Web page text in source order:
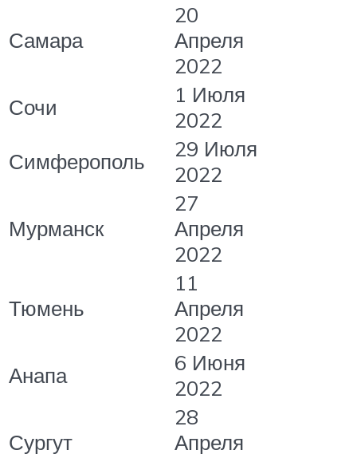
Самара
20
Апреля
2022
Сочи
1 Июля
2022
Симферополь
29 Июля
2022
Мурманск
27
Апреля
2022
Тюмень
11
Апреля
2022
Анапа
6 Июня
2022
Сургут
28
Апреля